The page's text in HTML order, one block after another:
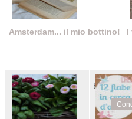
Amsterdam... il mio bottino! I
Eugenia